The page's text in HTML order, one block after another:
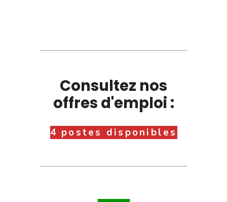
Consultez nos
offres d'emploi :
4 postes disponibles